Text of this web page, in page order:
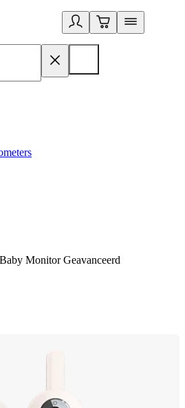
Monitor Geavanceerd